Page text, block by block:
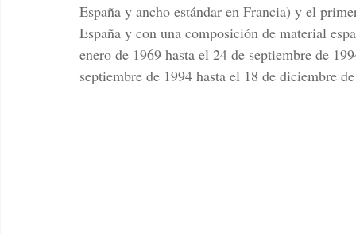
España y ancho estándar en Francia) y el
España y con una composición de material
enero de 1969 hasta el 24 de septiembre de
septiembre de 1994 hasta el 18 de diciembre